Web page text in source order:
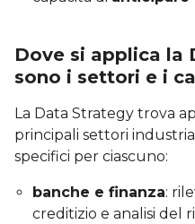
Dove si applica la
sono i settori e i
La Data Strategy trova
principali settori
specifici per ciascuno:
banche e finanza:
creditizio e analisi del